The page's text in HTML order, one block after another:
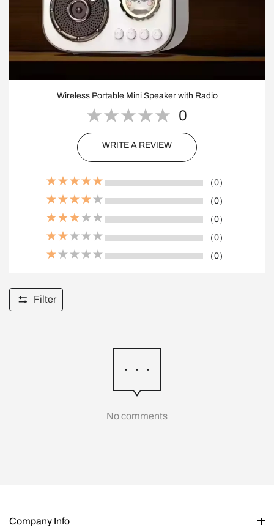
Wireless Portable Mini Speaker with Radio
0
WRITE A REVIEW
（0）
（0）
（0）
（0）
（0）
Filter
No comments
Company Info